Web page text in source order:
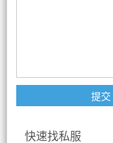
快速找私服